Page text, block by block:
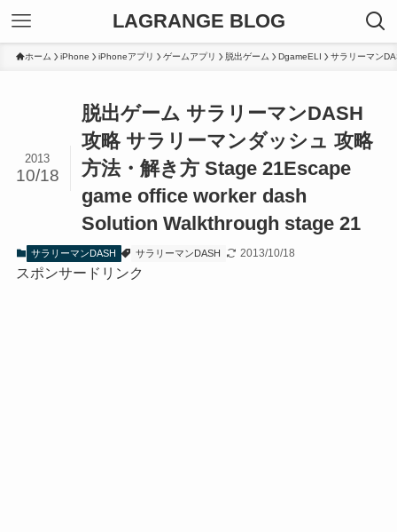
LAGRANGE BLOG
ホーム iPhone iPhoneアプリ ゲームアプリ 脱出ゲーム DgameELI サラリーマン
脱出ゲーム サラリーマンDASH
攻略 サラリーマンダッシュ 攻略
方法・解き方 Stage 21Escape
game office worker dash
Solution Walkthrough stage 21
2013
10/18
サラリーマンDASH サラリーマンDASH 2013/10/18
スポンサードリンク